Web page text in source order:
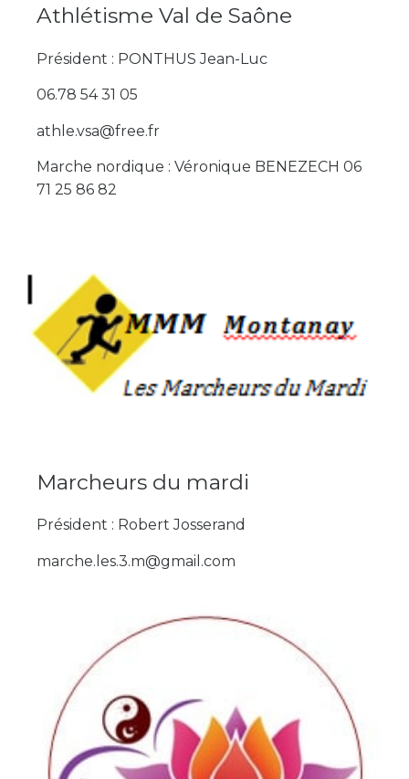
Athlétisme Val de Saône
Président : PONTHUS Jean-Luc
06.78 54 31 05
athle.vsa@free.fr
Marche nordique : Véronique BENEZECH 06
71 25 86 82
Marcheurs du mardi
Président : Robert Josserand
marche.les.3.m@gmail.com